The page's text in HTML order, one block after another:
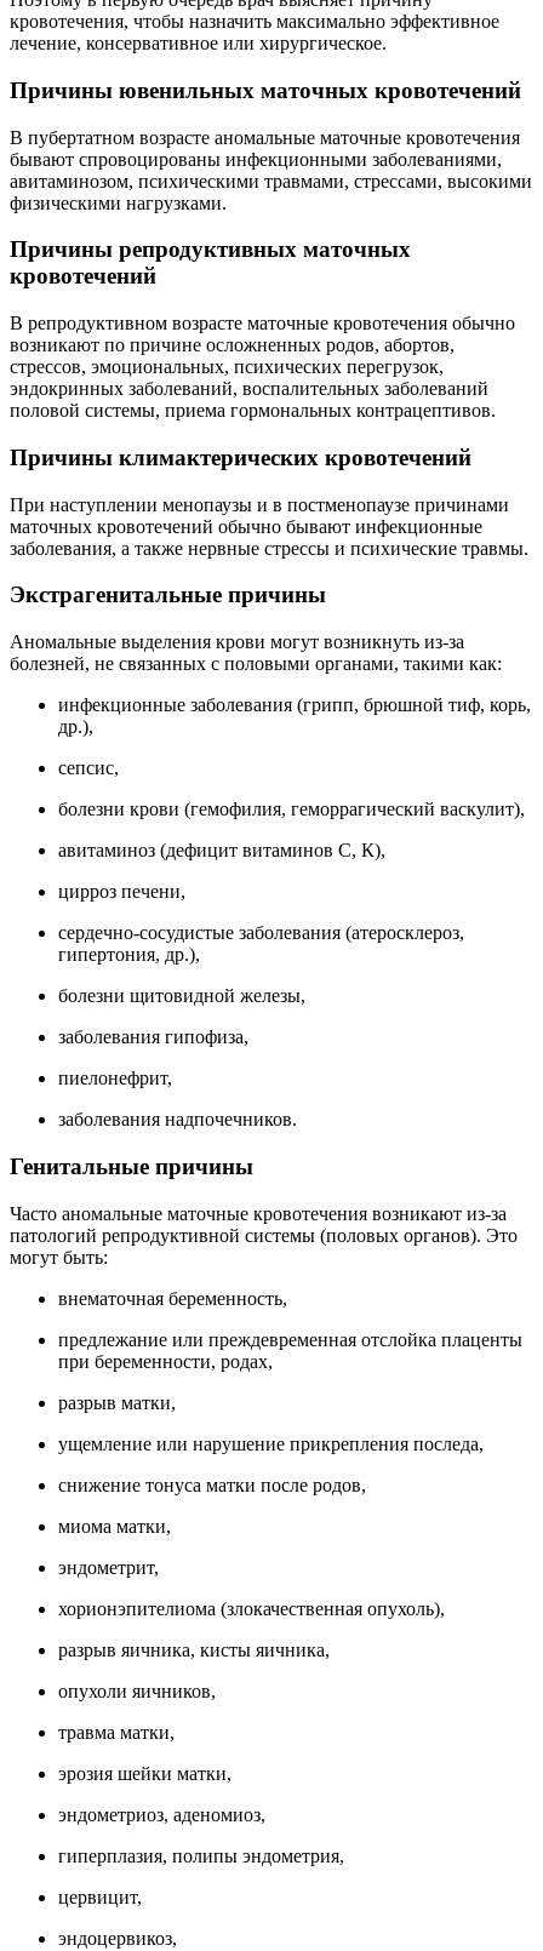
кровотечения, чтобы назначить максимально эффективное
лечение, консервативное или хирургическое.
Причины ювенильных маточных кровотечений
В пубертатном возрасте аномальные маточные кровотечения
бывают спровоцированы инфекционными заболеваниями,
авитаминозом, психическими травмами, стрессами, высокими
физическими нагрузками.
Причины репродуктивных маточных
кровотечений
В репродуктивном возрасте маточные кровотечения обычно
возникают по причине осложненных родов, абортов,
стрессов, эмоциональных, психических перегрузок,
эндокринных заболеваний, воспалительных заболеваний
половой системы, приема гормональных контрацептивов.
Причины климактерических кровотечений
При наступлении менопаузы и в постменопаузе причинами
маточных кровотечений обычно бывают инфекционные
заболевания, а также нервные стрессы и психические травмы.
Экстрагенитальные причины
Аномальные выделения крови могут возникнуть из-за
болезней, не связанных с половыми органами, такими как:
инфекционные заболевания (грипп, брюшной тиф, корь,
др.),
сепсис,
болезни крови (гемофилия, геморрагический васкулит),
авитаминоз (дефицит витаминов С, К),
цирроз печени,
сердечно-сосудистые заболевания (атеросклероз,
гипертония, др.),
болезни щитовидной железы,
заболевания гипофиза,
пиелонефрит,
заболевания надпочечников.
Генитальные причины
Часто аномальные маточные кровотечения возникают из-за
патологий репродуктивной системы (половых органов). Это
могут быть:
внематочная беременность,
предлежание или преждевременная отслойка плаценты
при беременности, родах,
разрыв матки,
ущемление или нарушение прикрепления последа,
снижение тонуса матки после родов,
миома матки,
эндометрит,
хорионэпителиома (злокачественная опухоль),
разрыв яичника, кисты яичника,
опухоли яичников,
травма матки,
эрозия шейки матки,
эндометриоз, аденомиоз,
гиперплазия, полипы эндометрия,
цервицит,
эндоцервикоз,